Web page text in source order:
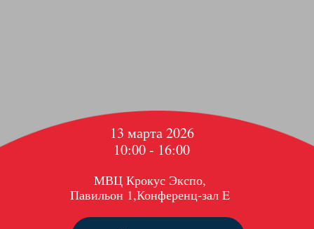
МВЦ Крокус Экспо,
Павильон 1,Конференц-зал E
13 марта 2026
10:00 - 16:00